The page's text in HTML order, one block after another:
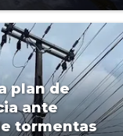
plan de
ante
tormentas